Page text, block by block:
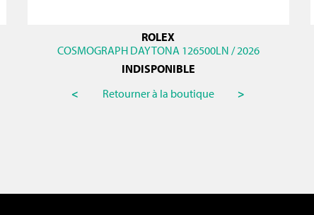
ROLEX
COSMOGRAPH DAYTONA 126500LN / 2026
INDISPONIBLE
<
Retourner à la boutique >